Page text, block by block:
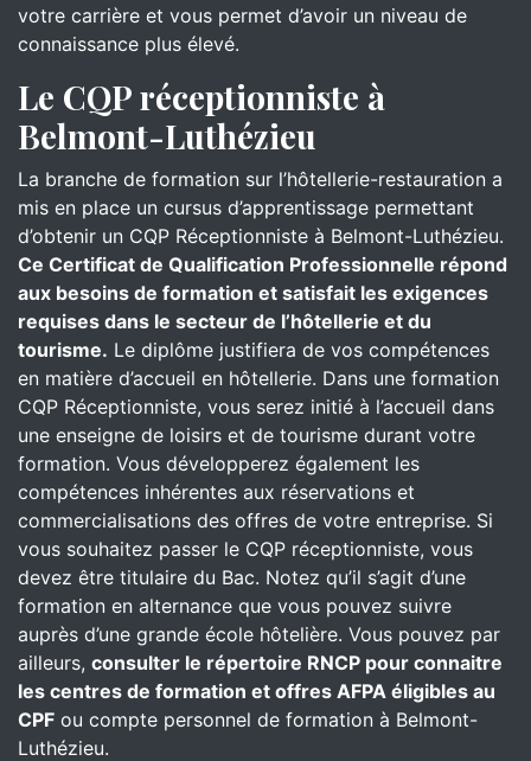
votre carrière et vous permet d’avoir un niveau de
connaissance plus élevé.
Le CQP réceptionniste à
Belmont-Luthézieu
La branche de formation sur l’hôtellerie-restauration a
mis en place un cursus d’apprentissage permettant
d’obtenir un CQP Réceptionniste à Belmont-Luthézieu.
Ce Certificat de Qualification Professionnelle répond
aux besoins de formation et satisfait les exigences
requises dans le secteur de l’hôtellerie et du
tourisme. Le diplôme justifiera de vos compétences
en matière d’accueil en hôtellerie. Dans une formation
CQP Réceptionniste, vous serez initié à l’accueil dans
une enseigne de loisirs et de tourisme durant votre
formation. Vous développerez également les
compétences inhérentes aux réservations et
commercialisations des offres de votre entreprise. Si
vous souhaitez passer le CQP réceptionniste, vous
devez être titulaire du Bac. Notez qu’il s’agit d’une
formation en alternance que vous pouvez suivre
auprès d’une grande école hôtelière. Vous pouvez par
ailleurs, consulter le répertoire RNCP pour connaitre
les centres de formation et offres AFPA éligibles au
CPF ou compte personnel de formation à Belmont-
Luthézieu.